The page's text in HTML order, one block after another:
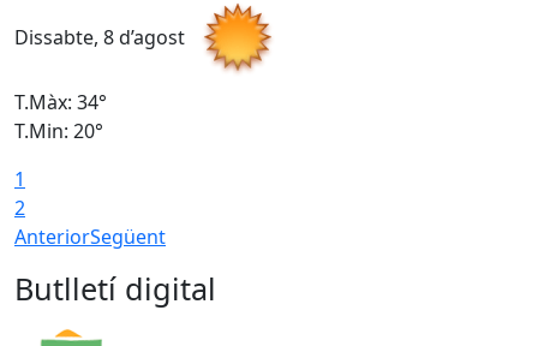
Dissabte, 8 d’agost
T.Màx: 34°
T.Min: 20°
1
2
AnteriorSegüent
Butlletí digital